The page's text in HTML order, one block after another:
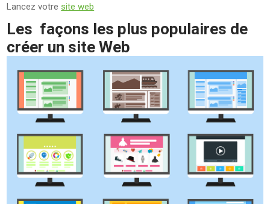
Lancez votresite web
Les façons les plus populaires de
créer un site Web